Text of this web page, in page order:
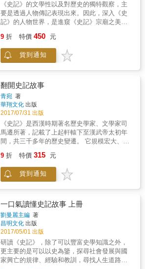
《史記》的文學性以及對歷史的獨特觀察，主
要是透過人物傳記表現出來。因此，深入《史
記》的人物世界，是進窺《史記》宗廟之美、
性格，往往能反映歷史的、普遍性的人物典
型，透過史公的妙筆，我們可以看到各類型人
物背後所呈現的深刻的人性與歷史觀照，欣賞
的詮釋，在欣賞人物風姿之餘，讀者或許能穿
越時空，與司馬遷的歷史智慧照面，領略「讀
史使人聰明」的益處。 本書特色 1.讓《史記》
從書齋裡走出來，走進讀者的精神和文化生
活。 2.將《史記》中人們耳熟能詳的經典篇
章，演繹為一個個白話故事。 3.以《史記》中
的故事激勵人們積極進取，並產生追求美好生
活的智慧和力量。 4.幫助您以新的思維和視角
閱讀《史記》，重新發現《史記》的精髓及智
9 折 特價 450 元
貨到通知
翻開史記故事
青宛 著
華翔文化 出版
2017/07/31 出版
《史記》是西漢時期著名歷史學家、文學家司
馬遷所著，記載了上起軒轅下至漢武帝太初年
間，共三千多年的歷史變遷。 它規模宏大、體
學、天文、地理甚至醫學占卜等方面，幾乎囊
括了各個歷史時期社會活動的全部內容，堪稱
一部百科全書式的鴻篇巨制。 研讀《史記》，
和教訓，尋找人生道路上的座標。然而，隨著
時光的流逝，《史記》原本精彩的語言給當代
人造成了一定的閱讀障礙，加之篇幅浩繁，影
響了普通讀者對於這座巨大寶庫的開掘。 鑒於
此，青宛推出了這部彩圖版的《史記故事大全
集》，遴選《史記》中最為人稱道的精華篇
章，基本按照時間順序，對其進行精準的譯
白，用通俗而不失文采的現代語言詮釋歷史，
9 折 特價 315 元
貨到通知
一口氣讀懂史記故事 上冊
劉曼麗主編 著
昌明文化 出版
2017/05/01 出版
研讀《史記》，除了可以豐富史學知識之外，
更主要的是可以以史為鑒，探尋社會發展與國
家興亡的規律、經驗和教訓，尋找人生道路上